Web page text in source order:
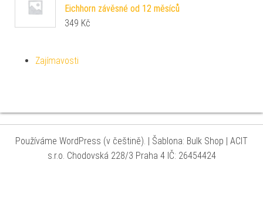
Eichhorn závěsné od 12 měsíců
349 Kč
Zajímavosti
Používáme WordPress (v češtině). | Šablona: Bulk Shop | ACIT
s.r.o. Chodovská 228/3 Praha 4 IČ: 26454424